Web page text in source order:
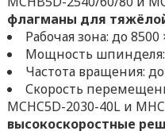
флагманы для
Рабочая зона: до
Мощность шпинделя:
Частота вращения:
Скорость
MCHC5D-2030-40L и
высокоскоростные